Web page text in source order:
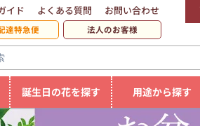
イド よくある質問 お問い合わせ
達特急便 法人のお客様
誕生日の花を探す 用途から探す